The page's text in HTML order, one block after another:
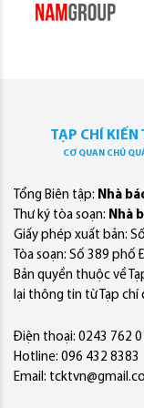
TẠP CHÍ KIẾN
CƠ QUAN CHỦ
Tổng Biên tập: Nhà
Thư ký tòa soạn: Nhà
Giấy phép xuất bản:
Tòa soạn: Số 389 phố
Bản quyền thuộc về
lại thông tin từ Tạp chí
Điện thoại: 0243 762
Hotline: 096 432 8383
Email: